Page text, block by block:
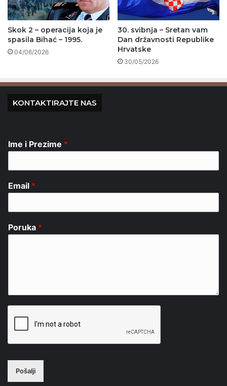
Skok 2 – operacija koja je
spasila Bihać – 1995.
04/06/2026
30. svibnja – Sretan vam
Dan državnosti Republike
Hrvatske
30/05/2026
KONTAKTIRAJTE NAS
Ime i Prezime *
Email *
Poruka *
Pošalji